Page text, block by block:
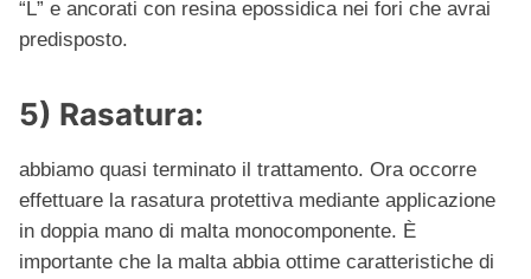
“L” e ancorati con resina epossidica nei fori che avrai
predisposto.
5) Rasatura:
abbiamo quasi terminato il trattamento. Ora occorre
effettuare la rasatura protettiva mediante applicazione
in doppia mano di malta monocomponente. È
importante che la malta abbia ottime caratteristiche di